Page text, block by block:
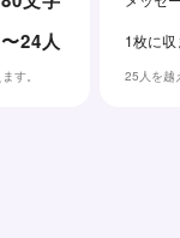
24人
す。
1枚に
25人を越